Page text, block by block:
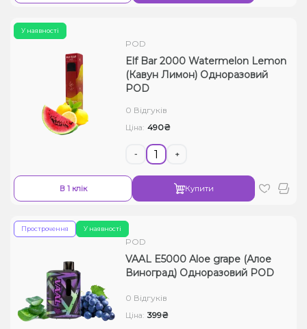
У наявності
POD
Elf Bar 2000 Watermelon Lemon
(Кавун Лимон) Одноразовий
POD
0 Відгуків
Ціна: 490₴
- +
В 1 клік Купити
У наявності
Прострочення
POD
VAAL E5000 Aloe grape (Алое
Виноград) Одноразовий POD
0 Відгуків
Ціна: 399₴